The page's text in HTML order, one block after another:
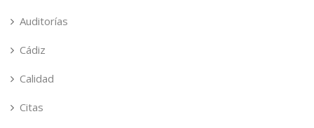
Auditorías
Cádiz
Calidad
Citas